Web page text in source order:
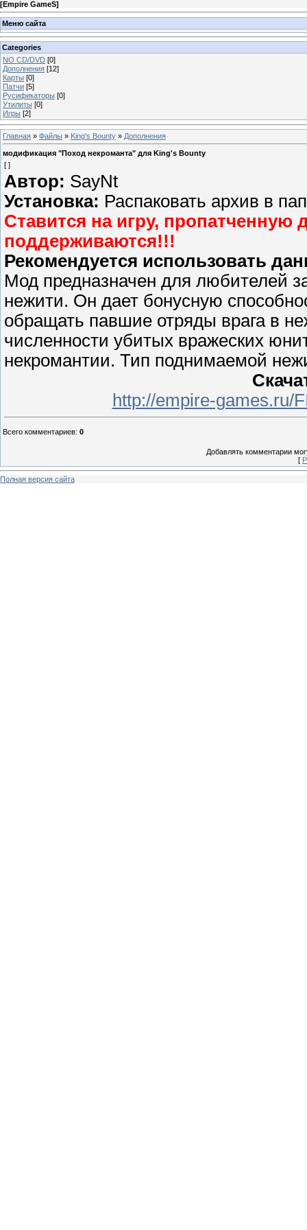
[Empire GameS]
Меню сайта
Categories
NO CD/DVD [0]
Дополнения [12]
Карты [0]
Патчи [5]
Русификаторы [0]
Утилиты [0]
Игры [2]
Главная » Файлы » King's Bounty » Дополнения
модификация "Поход некроманта" для King's Bounty
[ ]
Автор: SayNt
Установка: Распаковать архив в
Ставится на игру, пропатченную
поддерживаются!!!
Рекомендуется использовать
Мод предназначен для любителей
нежити. Он дает бонусную
обращать павшие отряды врага в
численности убитых вражеских
некромантии. Тип поднимаемой
http://empire-games.ru/
Всего комментариев: 0
Добавлять комментарии
[
Полная версия сайта